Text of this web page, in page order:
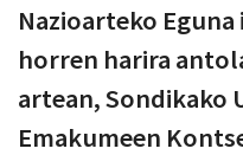
Nazioarteko
horren harira
artean, Sondikako
Emakumeen